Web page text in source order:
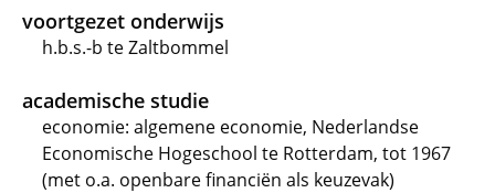
voortgezet onderwijs
h.b.s.-b te Zaltbommel
academische studie
economie: algemene economie, Nederlandse
Economische Hogeschool te Rotterdam, tot 1967
(met o.a. openbare financiën als keuzevak)